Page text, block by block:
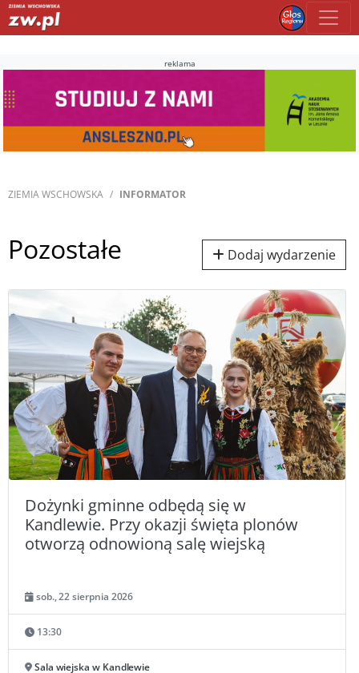
reklama
ZIEMIA WSCHOWSKA INFORMATOR
Pozostałe Dodaj wydarzenie
Dożynki gminne odbędą się w
Kandlewie. Przy okazji święta plonów
otworzą odnowioną salę wiejską
sob., 22 sierpnia 2026
13:30
Sala wiejska w Kandlewie